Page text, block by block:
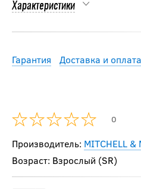
Характеристики
Гарантия Доставка и оплата
0
Производитель: MITCHELL &
Возраст: Взрослый (SR)